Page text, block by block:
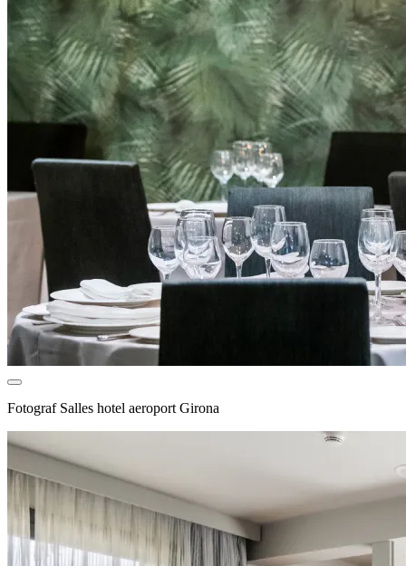
FotografSalles hotel aeroport Girona